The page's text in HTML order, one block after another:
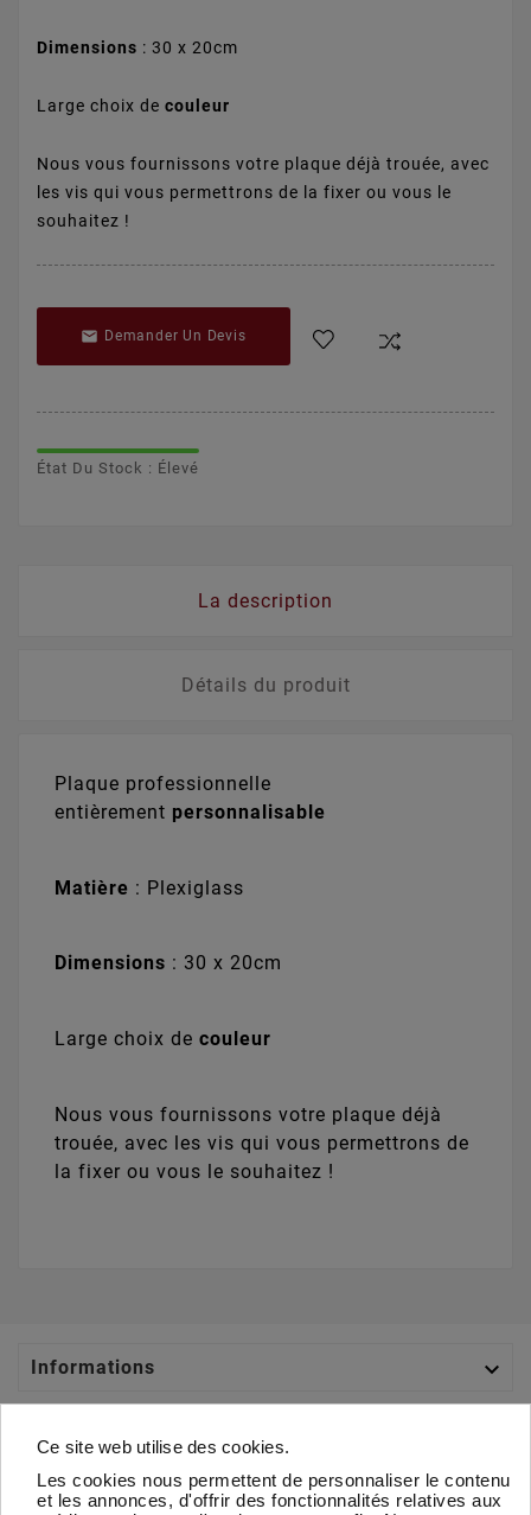
Dimensions : 30 x 20cm
Large choix de couleur
Nous vous fournissons votre plaque déjà trouée, avec
les vis qui vous permettrons de la fixer ou vous le
souhaitez !
 Demander Un Devis
État Du Stock : Élevé
La description
Détails du produit
Plaque professionnelle
entièrement personnalisable
Matière : Plexiglass
Dimensions : 30 x 20cm
Large choix de couleur
Nous vous fournissons votre plaque déjà
trouée, avec les vis qui vous permettrons de
la fixer ou vous le souhaitez !
Informations 
Votre Compte 
Ce site web utilise des cookies.
Les cookies nous permettent de personnaliser le contenu
et les annonces, d'offrir des fonctionnalités relatives aux